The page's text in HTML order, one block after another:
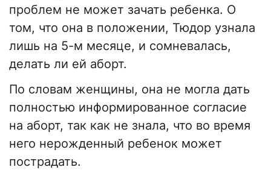
проблем не может зачать ребенка. О
том, что она в положении, Тюдор узнала
лишь на 5-м месяце, и сомневалась,
делать ли ей аборт.
По словам женщины, она не могла дать
полностью информированное согласие
на аборт, так как не знала, что во время
него нерожденный ребенок может
пострадать.